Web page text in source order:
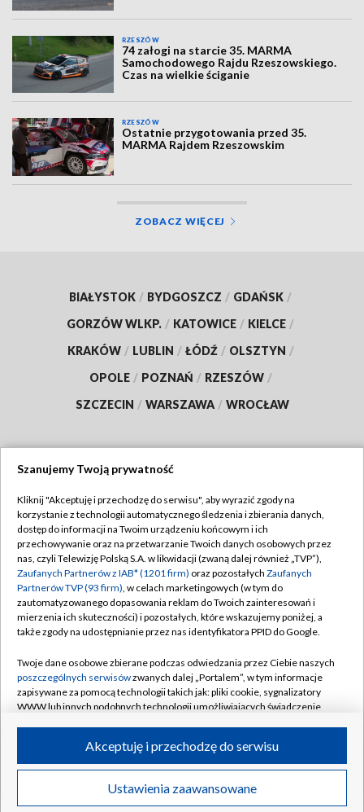
RZESZÓW
74 załogi na starcie 35. MARMA
Samochodowego Rajdu Rzeszowskiego.
Czas na wielkie ściganie
RZESZÓW
Ostatnie przygotowania przed 35.
MARMA Rajdem Rzeszowskim
ZOBACZ WIĘCEJ
BIAŁYSTOK / BYDGOSZCZ / GDAŃSK /
GORZÓW WLKP. / KATOWICE / KIELCE /
KRAKÓW / LUBLIN / ŁÓDŹ / OLSZTYN /
OPOLE / POZNAŃ / RZESZÓW /
SZCZECIN / WARSZAWA / WROCŁAW
TVP
Abonament TVP
Emisja w TVP
Centrum informacji TVP
Naziemna Telewizja Cyfrowa
Rada Programowa
System NOS
Informacje o nadawcy
Program dla prasy
Ogłoszenie przetargowe
Regulamin TVP
Polityka prywatności
Moje zgody
Pomoc
Kontakt
Kanały
©2026 Telewizja Polska S.A. w likwidacji
Szanujemy Twoją prywatność
Kliknij "Akceptuję i przechodzę do serwisu", aby wyrazić zgody na
korzystanie z technologii automatycznego śledzenia i zbierania danych,
dostęp do informacji na Twoim urządzeniu końcowym i ich
przechowywanie oraz na przetwarzanie Twoich danych osobowych przez
nas, czyli Telewizję Polską S.A. w likwidacji (zwaną dalej również „TVP”),
Zaufanych Partnerów z IAB* (1201 firm) oraz pozostałych Zaufanych
Partnerów TVP (93 firm), w celach marketingowych (w tym do
zautomatyzowanego dopasowania reklam do Twoich zainteresowań i
mierzenia ich skuteczności) i pozostałych, które wskazujemy poniżej, a
także zgody na udostępnianie przez nas identyfikatora PPID do Google.
Twoje dane osobowe zbierane podczas odwiedzania przez Ciebie naszych
poszczególnych serwisówzwanych dalej „Portalem”, w tym informacje
zapisywane za pomocą technologii takich jak: pliki cookie, sygnalizatory
WWW lub innych podobnych technologii umożliwiających świadczenie
ruchu w Internecie.
Twoje dane osobowe zbierane podczas odwiedzania przez Ciebie
poszczególnych serwisówna Portalu, takie jak adresy IP, identyfikatory
Ustawienia zaawansowane
Akceptuję i przechodzę do serwisu